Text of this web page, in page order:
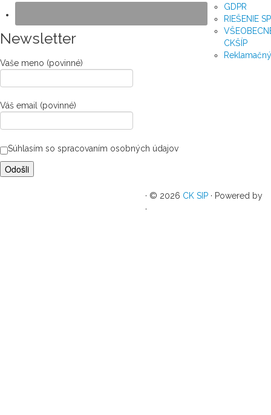
Newsletter
Vaše meno (povinné)
Váš email (povinné)
Súhlasím so spracovaním osobných údajov
GDPR
RIEŠENIE
CKŠÍP
· © 2026 CK SIP · Powered by
·